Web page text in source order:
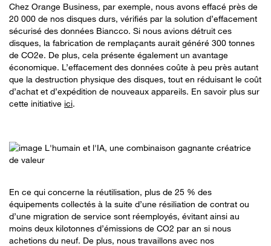
Chez Orange Business, par exemple, nous avons effacé près de
20 000 de nos disques durs, vérifiés par la solution d’effacement
sécurisé des données Biancco. Si nous avions détruit ces
disques, la fabrication de remplaçants aurait généré 300 tonnes
de CO2e. De plus, cela présente également un avantage
économique. L’effacement des données coûte à peu près autant
que la destruction physique des disques, tout en réduisant le coût
d’achat et d’expédition de nouveaux appareils. En savoir plus sur
cette initiative ici.
En ce qui concerne la réutilisation, plus de 25 % des
équipements collectés à la suite d’une résiliation de contrat ou
d’une migration de service sont réemployés, évitant ainsi au
moins deux kilotonnes d’émissions de CO2 par an si nous
achetions du neuf. De plus, nous travaillons avec nos